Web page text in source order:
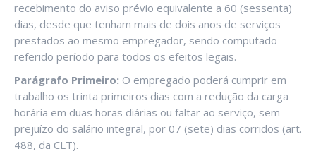
recebimento do aviso prévio equivalente a 60 (sessenta)
dias, desde que tenham mais de dois anos de serviços
prestados ao mesmo empregador, sendo computado
referido período para todos os efeitos legais.
Parágrafo Primeiro: O empregado poderá cumprir em
trabalho os trinta primeiros dias com a redução da carga
horária em duas horas diárias ou faltar ao serviço, sem
prejuízo do salário integral, por 07 (sete) dias corridos (art.
488, da CLT).